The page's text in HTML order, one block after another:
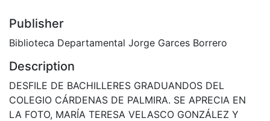
Publisher
Biblioteca Departamental Jorge Garces Borrero
Description
DESFILE DE BACHILLERES GRADUANDOS DEL
COLEGIO CÁRDENAS DE PALMIRA. SE APRECIA EN
LA FOTO, MARÍA TERESA VELASCO GONZÁLEZ Y